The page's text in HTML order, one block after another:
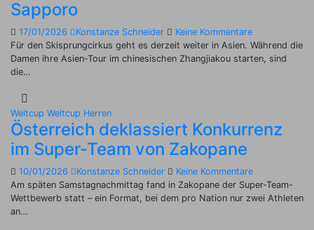
Sapporo
17/01/2026 Konstanze Schneider
Keine Kommentare
Für den Skisprungcirkus geht es derzeit weiter in Asien. Während die
Damen ihre Asien-Tour im chinesischen Zhangjiakou starten, sind
die…
Weltcup Weltcup Herren
Österreich deklassiert Konkurrenz
im Super-Team von Zakopane
10/01/2026 Konstanze Schneider
Keine Kommentare
Am späten Samstagnachmittag fand in Zakopane der Super-Team-
Wettbewerb statt – ein Format, bei dem pro Nation nur zwei Athleten
an…